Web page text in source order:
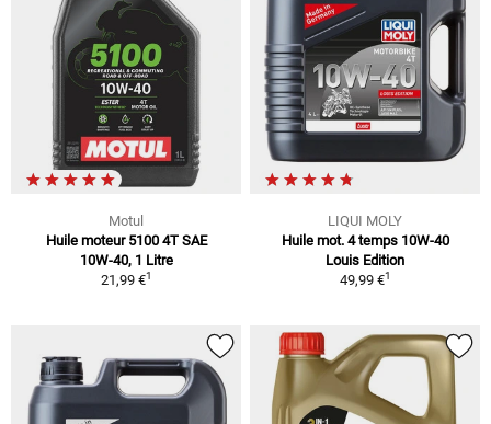
Motul
Huile moteur 5100 4T SAE
10W-40, 1 Litre
21,99 €1
LIQUI MOLY
Huile mot. 4 temps 10W-40
Louis Edition
49,99 €1